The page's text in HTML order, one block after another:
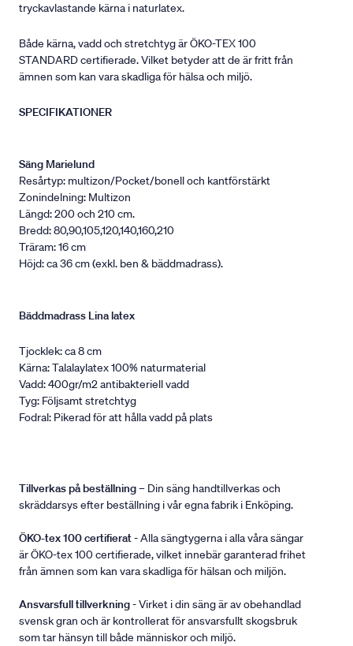
tryckavlastande kärna i naturlatex.
Både kärna, vadd och stretchtyg är ÖKO-TEX 100
STANDARD certifierade. Vilket betyder att de är fritt från
ämnen som kan vara skadliga för hälsa och miljö.
SPECIFIKATIONER
Säng Marielund
Resårtyp: multizon/Pocket/bonell och kantförstärkt
Zonindelning: Multizon
Längd: 200 och 210 cm.
Bredd: 80,90,105,120,140,160,210
Träram: 16 cm
Höjd: ca 36 cm (exkl. ben & bäddmadrass).
Bäddmadrass Lina latex
Tjocklek: ca 8 cm
Kärna: Talalaylatex 100% naturmaterial
Vadd: 400gr/m2 antibakteriell vadd
Tyg: Följsamt stretchtyg
Fodral: Pikerad för att hålla vadd på plats
Tillverkas på beställning– Din säng handtillverkas och
skräddarsys efter beställning i vår egna fabrik i Enköping.
ÖKO-tex 100 certifierat- Alla sängtygerna i alla våra sängar
är ÖKO-tex 100 certifierade, vilket innebär garanterad frihet
från ämnen som kan vara skadliga för hälsan och miljön.
Ansvarsfull tillverkning- Virket i din säng är av obehandlad
svensk gran och är kontrollerat för ansvarsfullt skogsbruk
som tar hänsyn till både människor och miljö.